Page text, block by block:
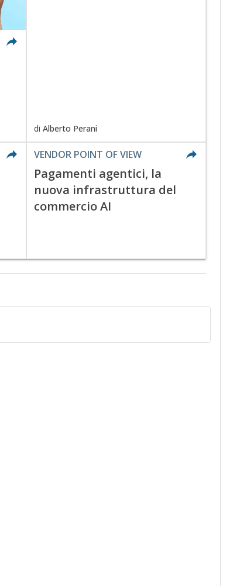
diAlberto Perani
VENDOR POINT OF VIEW
Pagamenti agentici, la
nuova infrastruttura del
commercio AI